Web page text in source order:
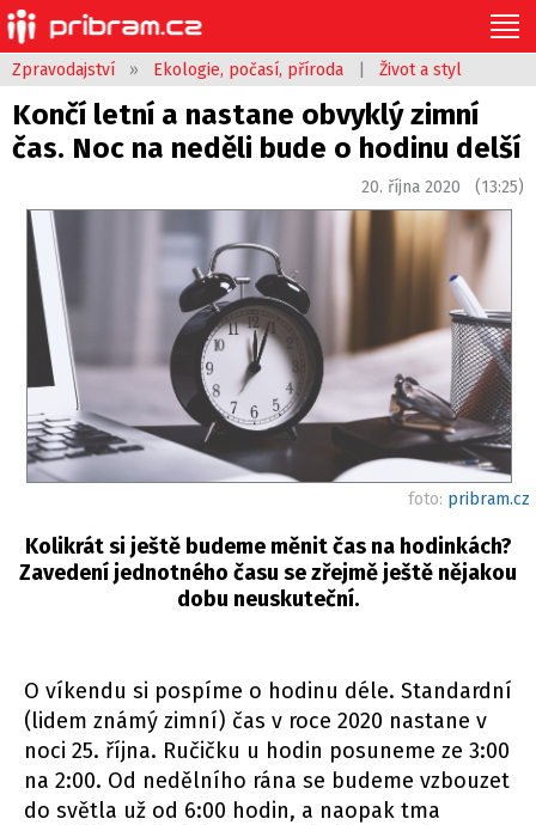
Zpravodajství » Ekologie, počasí, příroda Život a styl
Končí letní a nastane obvyklý zimní
čas. Noc na neděli bude o hodinu delší
20. října 2020 (13:25)
foto: pribram.cz
Kolikrát si ještě budeme měnit čas na hodinkách?
Zavedení jednotného času se zřejmě ještě nějakou
dobu neuskuteční.
O víkendu si pospíme o hodinu déle. Standardní
(lidem známý zimní) čas v roce 2020 nastane v
noci 25. října. Ručičku u hodin posuneme ze 3:00
na 2:00. Od nedělního rána se budeme vzbouzet
do světla už od 6:00 hodin, a naopak tma